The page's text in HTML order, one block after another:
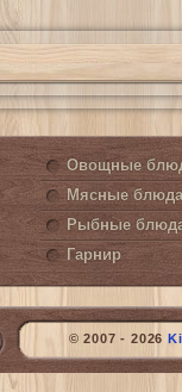
Овощные
Мясные блюда
Рыбные
Гарнир
© 2007 - 2026